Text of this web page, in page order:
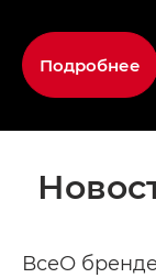
Подробнее
ВсеО бренде